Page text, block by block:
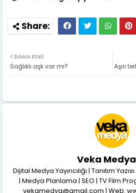
Aşırı
DAHA ESKI
Sağlıklı aşk var mı?
Veka Medya
Dijital Medya Yayıncılığı | Tanıtım
| Medya Planlama | SEO | TV Film
vekamedya@gmail.com | Web: